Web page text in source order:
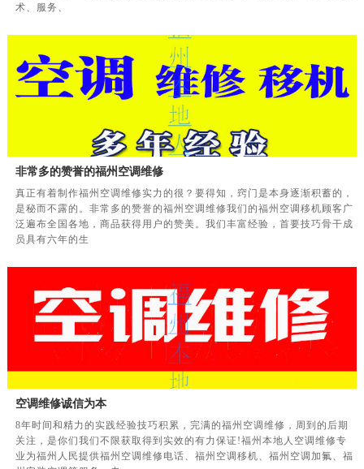
术、服务、
非常多的赞誉的福州空调维修
真正有着制作福州空调维修实力的很？要得知，窍门是本身逐渐积蓄的，
是秘而不露的。非常多的赞誉的福州空调维修我们的福州空调移机顾客广
泛遍布全国各地，商品获得用户的赞美。我们丰富经验，首要技巧骨干成
员具有六年的生
空调维修诚信为本
8年时间和精力的实践经验技巧积累，完满的福州空调维修，周到的后期
关注，是你们我们不限获取得到实效的有力保证!福州本地人空调维修专
业为福州人民提供福州空调维修电话、福州空调移机、福州空调加氟、福